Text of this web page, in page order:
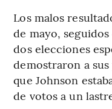
Los malos
de mayo,
dos elecciones
demostraron a
que Johnson
de votos a un